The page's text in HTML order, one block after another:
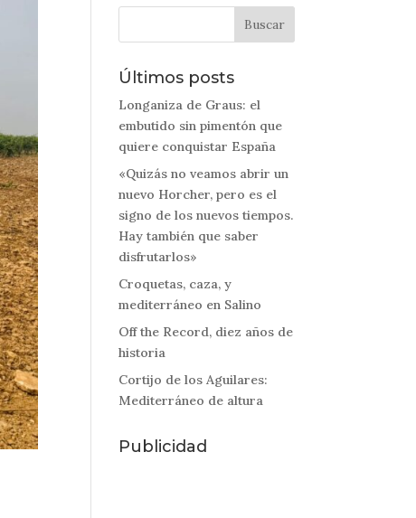
Últimos posts
Longaniza de Graus: el
embutido sin pimentón que
quiere conquistar España
«Quizás no veamos abrir un
nuevo Horcher, pero es el
signo de los nuevos tiempos.
Hay también que saber
disfrutarlos»
Croquetas, caza, y
mediterráneo en Salino
Off the Record, diez años de
historia
Cortijo de los Aguilares:
Mediterráneo de altura
Publicidad